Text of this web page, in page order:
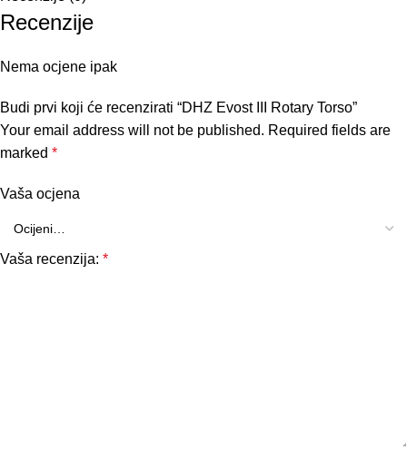
Recenzije
Nema ocjene ipak
Budi prvi koji će recenzirati “DHZ Evost III Rotary Torso”
Your email address will not be published. Required fields are
marked *
Vaša ocjena
Vaša recenzija: *